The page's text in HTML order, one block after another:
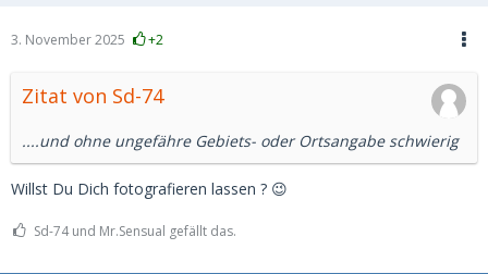
3. November 2025 +2
Zitat von Sd-74
....und ohne ungefähre Gebiets- oder Ortsangabe schwierig
Willst Du Dich fotografieren lassen ? 😉
Sd-74 und Mr.Sensual gefällt das.